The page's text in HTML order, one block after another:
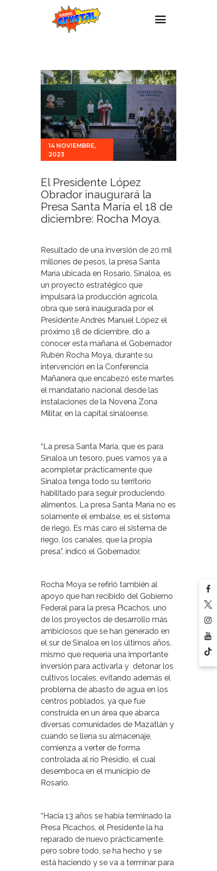
Estaciones
Eventos
Promociones
Noticias
Para ti
Contacto
14 NOVIEMBRE,
2023
El Presidente López
Obrador inaugurará la
Presa Santa María el 18 de
diciembre: Rocha Moya.
Resultado de una inversión de 20 mil
millones de pesos, la presa Santa
María ubicada en Rosario, Sinaloa, es
un proyecto estratégico que
impulsará la producción agrícola,
obra que será inaugurada por el
Presidente Andrés Manuel López el
próximo 18 de diciembre, dio a
conocer esta mañana el Gobernador
Rubén Rocha Moya, durante su
intervención en la Conferencia
Mañanera que encabezó este martes
el mandatario nacional desde las
instalaciones de la Novena Zona
Militar, en la capital sinaloense.
“La presa Santa María, que es para
Sinaloa un tesoro, pues vamos ya a
acompletar prácticamente que
Sinaloa tenga todo su territorio
habilitado para seguir produciendo
alimentos. La presa Santa María no es
solamente el embalse, es el sistema
de riego. Es más caro el sistema de
riego, los canales, que la propia
presa”, indicó el Gobernador.
Rocha Moya se refirió también al
apoyo que han recibido del Gobierno
Federal para la presa Picachos, uno
de los proyectos de desarrollo más
ambiciosos que se han generado en
el sur de Sinaloa en los últimos años,
mismo que requería una importante
inversión para activarla y detonar los
cultivos locales, evitando además el
problema de abasto de agua en los
centros poblados, ya que fue
construida en un área que abarca
diversas comunidades de Mazatlán y
cuando se llena su almacenaje,
comienza a verter de forma
controlada al río Presidio, el cual
desemboca en el municipio de
Rosario.
“Hacia 13 años se había terminado la
Presa Picachos, el Presidente la ha
reparado de nuevo prácticamente,
pero sobre todo, se ha hecho y se
está haciendo y se va a terminar para